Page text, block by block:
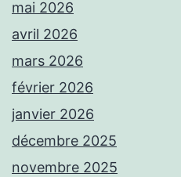
mai 2026
avril 2026
mars 2026
février 2026
janvier 2026
décembre 2025
novembre 2025